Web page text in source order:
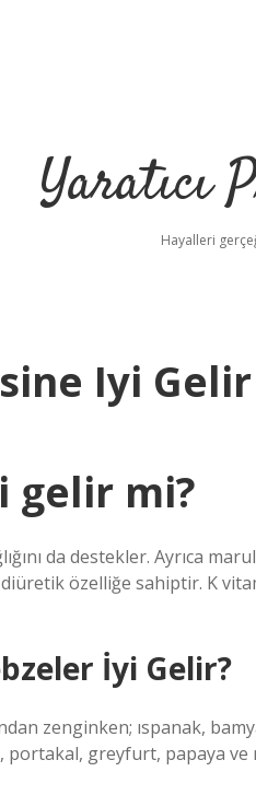
Yaratıcı
Hayalleri
Iyi
gelir mi?
da destekler. Ayrıca
diüretik özelliğe sahiptir. K
İyi Gelir?
zenginken; ıspanak,
greyfurt, papaya